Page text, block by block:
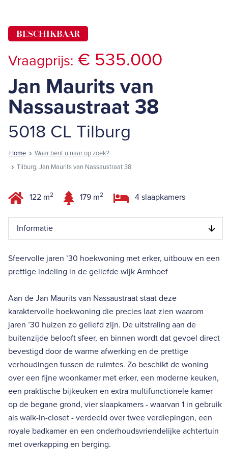
BESCHIKBAAR
Vraagprijs: € 535.000
Jan Maurits van
Nassaustraat 38
5018 CL Tilburg
Home
Waar bent u naar op zoek?
Tilburg, Jan Maurits van Nassaustraat 38
122 m2 179 m2 4 slaapkamers
Informatie
Sfeervolle jaren ’30 hoekwoning met erker, uitbouw en een
prettige indeling in de geliefde wijk Armhoef
Aan de Jan Maurits van Nassaustraat staat deze
karaktervolle hoekwoning die precies laat zien waarom
jaren ’30 huizen zo geliefd zijn. De uitstraling aan de
buitenzijde belooft sfeer, en binnen wordt dat gevoel direct
bevestigd door de warme afwerking en de prettige
verhoudingen tussen de ruimtes. Zo beschikt de woning
over een fijne woonkamer met erker, een moderne keuken,
een praktische bijkeuken en extra multifunctionele kamer
op de begane grond, vier slaapkamers - waarvan 1 in gebruik
als walk-in-closet - verdeeld over twee verdiepingen, een
royale badkamer en een onderhoudsvriendelijke achtertuin
met overkapping en berging.